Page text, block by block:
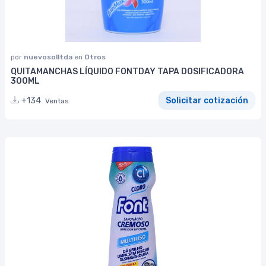
por nuevosolltda en Otros
QUITAMANCHAS LÍQUIDO FONTDAY TAPA DOSIFICADORA
300ML
+134 Ventas Solicitar cotización